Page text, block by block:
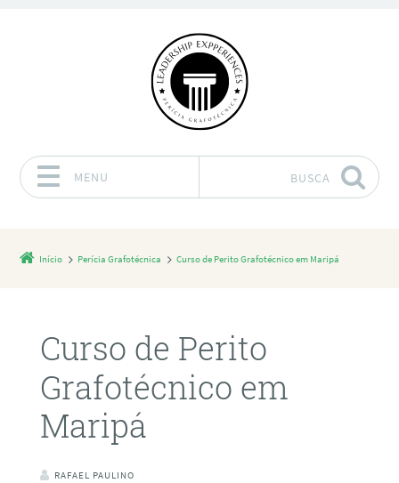
MENU BUSCA
Início Perícia Grafotécnica Curso de Perito Grafotécnico em Maripá
Curso de Perito
Grafotécnico em
Maripá
RAFAEL PAULINO